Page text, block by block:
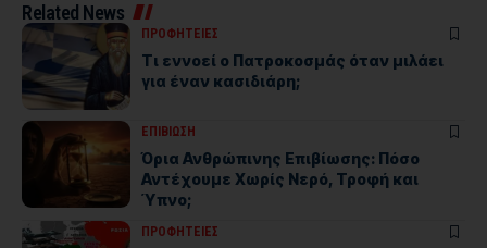
Related News
ΠΡΟΦΗΤΕΙΕΣ
Τι εννοεί ο Πατροκοσμάς όταν μιλάει
για έναν κασιδιάρη;
ΕΠΙΒΙΩΣΗ
Όρια Ανθρώπινης Επιβίωσης: Πόσο
Αντέχουμε Χωρίς Νερό, Τροφή και
Ύπνο;
ΠΡΟΦΗΤΕΙΕΣ